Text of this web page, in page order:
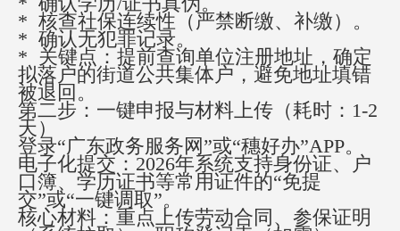
* 核查社保连续性（严禁断缴、补缴）。
* 确认无犯罪记录。
* 关键点：提前查询单位注册地址，确定
拟落户的街道公共集体户，避免地址填错
被退回。
第二步：一键申报与材料上传（耗时： 1-2
天）
登录“广东政务服务网”或“穗好办”APP。
电子化提交： 2026年系统支持身份证、户
口簿、学历证书等常用证件的“免提
交”或“一键调取”。
核心材料：重点上传劳动合同、参保证明